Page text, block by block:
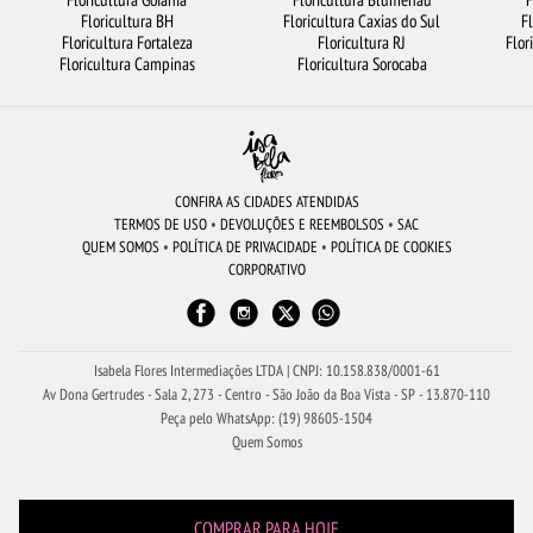
CESTA DE CAFÉ DA MANHÃ FLORICULTURA OSASCO ROSAS VERMELHAS
FLORICULTURA SANTO ANDRÉ FLORICULTURA MANAUS
FLORICULTURA RECIFE
FLORICULTURA GUARULHOS
FLORICULTURA SÃO BERNARDO DO CAMPO ROSAS BRANCAS
FLORICULTURA BH
FLORICULTURA GOIÂNIA
Floricultura BH
Floricultura Fortaleza
Floricultura Campinas
Floricultura Caxias do Sul
Floricultura RJ
Floricultura Sorocaba
CONFIRA AS CIDADES ATENDIDAS
TERMOS DE USO • DEVOLUÇÕES E REEMBOLSOS • SAC
QUEM SOMOS • POLÍTICA DE PRIVACIDADE • POLÍTICA DE COOKIES
CORPORATIVO
Isabela Flores Intermediações LTDA | CNPJ: 10.158.838/0001-61
Av Dona Gertrudes - Sala 2, 273 - Centro - São João da Boa Vista - SP - 13.870-110
Peça pelo WhatsApp: (19) 98605-1504
Quem Somos
COMPRAR PARA HOJE